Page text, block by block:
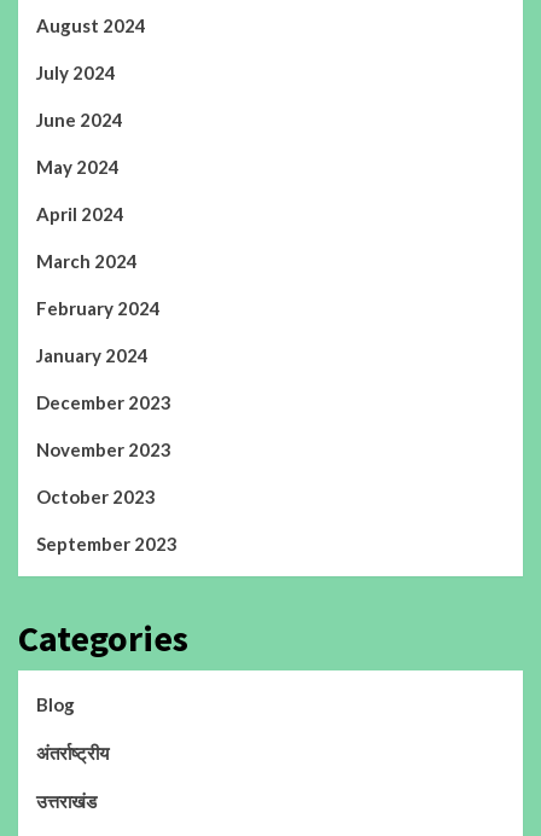
August 2024
July 2024
June 2024
May 2024
April 2024
March 2024
February 2024
January 2024
December 2023
November 2023
October 2023
September 2023
Categories
Blog
अंतर्राष्ट्रीय
उत्तराखंड